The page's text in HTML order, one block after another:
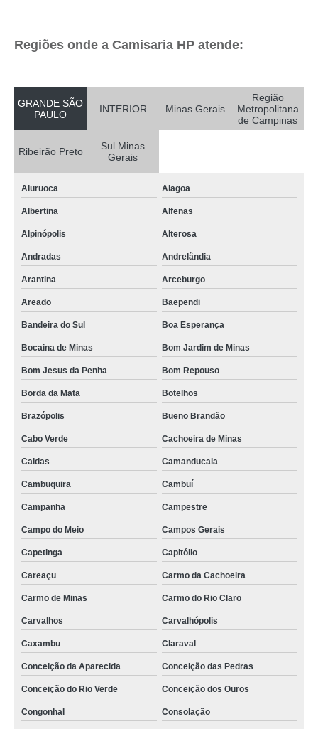
Regiões onde a Camisaria HP atende:
GRANDE SÃO
PAULO
INTERIOR Minas Gerais
Região
Metropolitana
de Campinas
Ribeirão Preto
Sul Minas
Gerais
Aiuruoca Alagoa
Albertina Alfenas
Alpinópolis Alterosa
Andradas Andrelândia
Arantina Arceburgo
Areado Baependi
Bandeira do Sul Boa Esperança
Bocaina de Minas Bom Jardim de Minas
Bom Jesus da Penha Bom Repouso
Borda da Mata Botelhos
Brazópolis Bueno Brandão
Cabo Verde Cachoeira de Minas
Caldas Camanducaia
Cambuquira Cambuí
Campanha Campestre
Campo do Meio Campos Gerais
Capetinga Capitólio
Careaçu Carmo da Cachoeira
Carmo de Minas Carmo do Rio Claro
Carvalhos Carvalhópolis
Caxambu Claraval
Conceição da Aparecida Conceição das Pedras
Conceição do Rio Verde Conceição dos Ouros
Congonhal Consolação